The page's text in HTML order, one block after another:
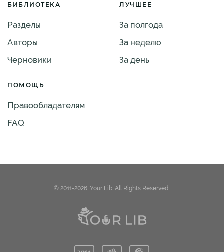
БИБЛИОТЕКА
Разделы
Авторы
Черновики
ЛУЧШЕЕ
За полгода
За неделю
За день
ПОМОЩЬ
Правообладателям
FAQ
© 2011-2026. Your Lib. All Rights Reserved.